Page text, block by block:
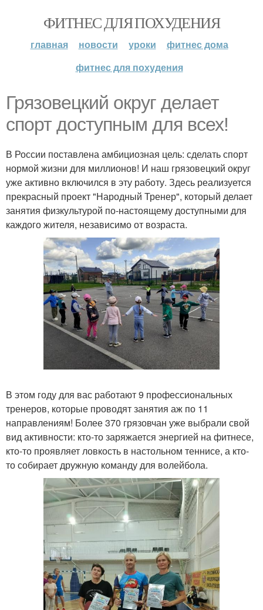
ФИТНЕС ДЛЯ ПОХУДЕНИЯ
главная новости уроки
фитнес дома
фитнес для похудения
Грязовецкий округ делает
спорт доступным для всех!
В России поставлена амбициозная цель: сделать спорт
нормой жизни для миллионов! И наш грязовецкий округ
уже активно включился в эту работу. Здесь реализуется
прекрасный проект "Народный Тренер", который делает
занятия физкультурой по-настоящему доступными для
каждого жителя, независимо от возраста.
В этом году для вас работают 9 профессиональных
тренеров, которые проводят занятия аж по 11
направлениям! Более 370 грязовчан уже выбрали свой
вид активности: кто-то заряжается энергией на фитнесе,
кто-то проявляет ловкость в настольном теннисе, а кто-
то собирает дружную команду для волейбола.